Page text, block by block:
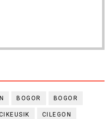
BOGOR BOGOR
CILEGON